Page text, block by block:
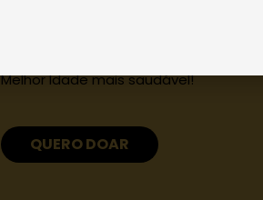
Melhor Idade mais saudável!
QUERO DOAR